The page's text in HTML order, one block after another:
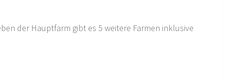
der Hauptfarm gibt es 5 weitere Farmen inklusive